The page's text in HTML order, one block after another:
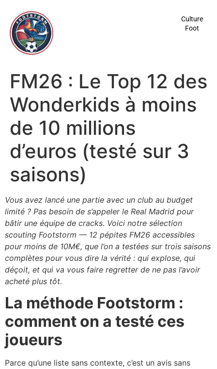
principal
Culture
Foot
FM26 : Le Top 12 des
Wonderkids à moins
de 10 millions
d’euros (testé sur 3
saisons)
Vous avez lancé une partie avec un club au budget
limité ? Pas besoin de s’appeler le Real Madrid pour
bâtir une équipe de cracks. Voici notre sélection
scouting Footstorm — 12 pépites FM26 accessibles
pour moins de 10M€, que l’on a testées sur trois saisons
complètes pour vous dire la vérité : qui explose, qui
déçoit, et qui va vous faire regretter de ne pas l’avoir
acheté plus tôt.
La méthode Footstorm :
comment on a testé ces
joueurs
Parce qu’une liste sans contexte, c’est un avis sans